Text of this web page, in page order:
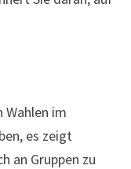
Wahlen im
es zeigt
an Gruppen zu